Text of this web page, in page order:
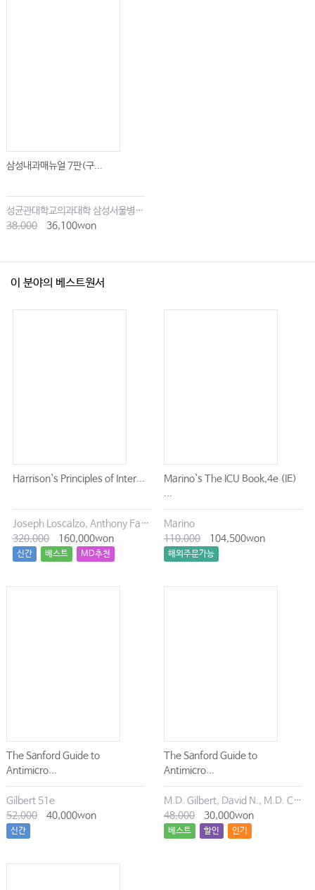
삼성내과매뉴얼 7판(구...
성균관대학교의과대학 삼성서울병원내과
38,000
36,100won
이 분야의 베스트원서
Harrison`s Principles of Inter...
Joseph Loscalzo, Anthony Fauci, Dennis Kasper, Stephen Hauser, Dan Longo, J. Larry Jameson
320,000
160,000won
신간 베스트 MD추천
Marino`s The ICU Book,4e (IE)
...
Marino
110,000
104,500won
해외주문가능
The Sanford Guide to
Antimicro...
Gilbert 51e
52,000
40,000won
신간
The Sanford Guide to
Antimicro...
M.D. Gilbert, David N., M.D. Chambers, Henry F., M.D. Eliopoulos, George M., M.D. Saag, Michael S., M.D. Pavia, Andrew T.
48,000
30,000won
베스트 할인 인기